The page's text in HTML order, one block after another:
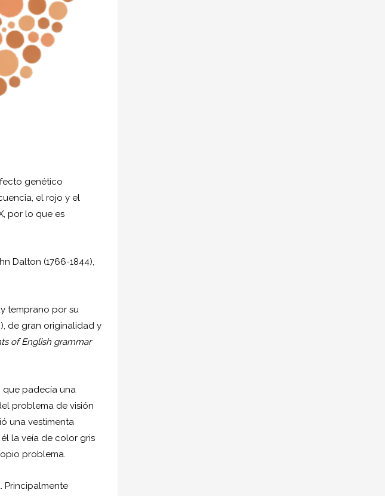
genético
el rojo y el
por lo que es
Dalton (1766-1844),
temprano por su
de gran originalidad y
of English grammar
que padecía una
problema de visión
una vestimenta
la veía de color gris
problema.
Principalmente